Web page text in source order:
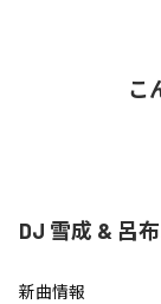
こ
DJ 雪成 & 呂
新曲情報